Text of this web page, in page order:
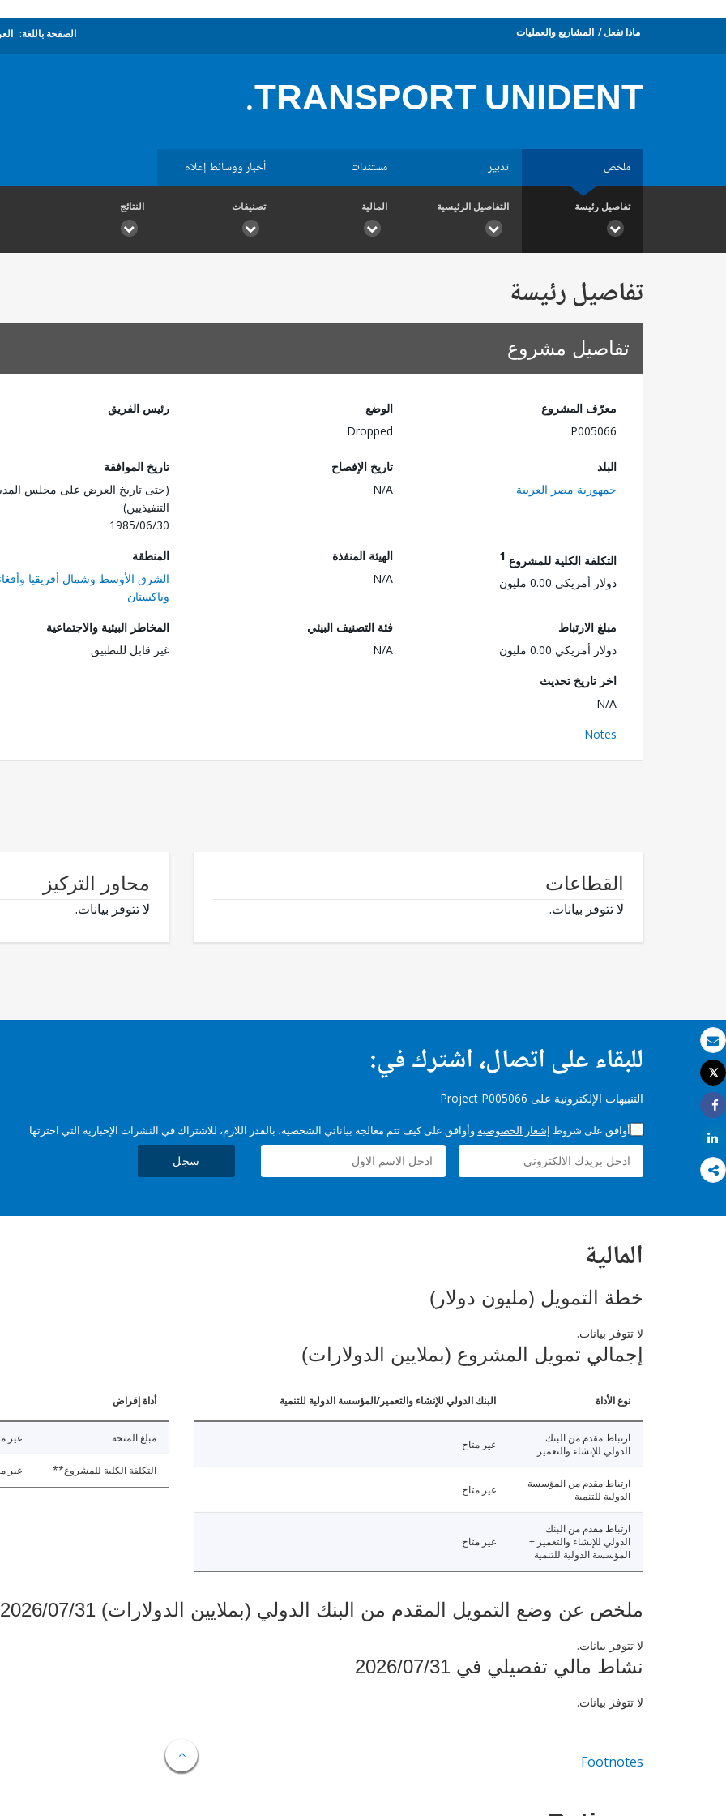
بريد الكتروني
طباعة
Tweet
Share
Share
ماذا نفعل المشاريع والعمليات الصفحة باللغة:
TRANSPORT UNIDENT.
ملخص تدبير مستندات أخبار ووسائط إعلام
تفاصيل رئيسة التفاصيل الرئيسية المالية تصنيفات النتائج
تفاصيل رئيسة
تفاصيل مشروع
معرّف المشروع
P005066
الوضع
Dropped
رئيس الفريق
البلد
جمهورية مصر العربية
تاريخ الإفصاح
N/A
تاريخ الموافقة
(حتى تاريخ العرض على مجلس
التنفيذيين)
1985/06/30
التكلفة الكلية للمشروع 1
دولار أمريكي 0.00 مليون
الهيئة المنفذة
N/A
المنطقة
الشرق الأوسط وشمال أفريقيا
وباكستان
مبلغ الارتباط
دولار أمريكي 0.00 مليون
فئة التصنيف البيئي
N/A
المخاطر البيئية والاجتماعية
غير قابل للتطبيق
اخر تاريخ تحديث
N/A
Notes
القطاعات
لا تتوفر بيانات.
محاور التركيز
لا تتوفر بيانات.
للبقاء على اتصال، اشترك في:
التنبيهات الإلكترونية على Project P005066
أوافق على شروط إشعار الخصوصية وأوافق على كيف تتم معالجة بياناتي الشخصية، بالقدر اللازم، للاشتراك في النشرات الإخبارية التي اخترتها.
سجل
المالية
خطة التمويل (مليون دولار)
لا تتوفر بيانات.
إجمالي تمويل المشروع (بملايين الدولارات)
نوع الأداة البنك الدولي للإنشاء والتعمير/المؤسسة الدولية للتنمية
ارتباط مقدم من البنك
الدولي للإنشاء والتعمير
غير متاح
ارتباط مقدم من المؤسسة
الدولية للتنمية
غير متاح
ارتباط مقدم من البنك
الدولي للإنشاء والتعمير +
المؤسسة الدولية للتنمية
غير متاح
أداة إقراض
مبلغ المنحة غير
التكلفة الكلية للمشروع** غير
ملخص عن وضع التمويل المقدم من البنك الدولي (بملايين الدولارات) 2026/07/31
لا تتوفر بيانات.
نشاط مالي تفصيلي في 2026/07/31
لا تتوفر بيانات.
Footnotes